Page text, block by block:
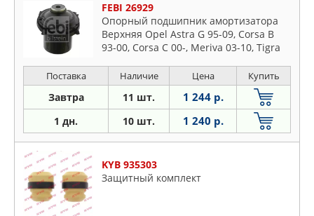
FEBI 26929
Опорный подшипник амортизатора
Верхняя Opel Astra G 95-09, Corsa B
93-00, Corsa C 00-, Meriva 03-10, Tigra
Поставка Наличие Цена Купить
Завтра 11 шт. 1 244 р.
1 дн. 10 шт. 1 240 р.
KYB 935303
Защитный комплект